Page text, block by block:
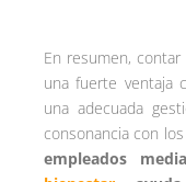
En resumen,
una fuerte ventaja
una adecuada
consonancia con
empleados